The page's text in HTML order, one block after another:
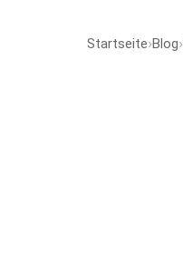
Startseite›Blog›